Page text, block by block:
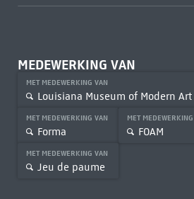
MEDEWERKING VAN
MET MEDEWERKING VAN
Louisiana Museum of Modern
MET MEDEWERKING VAN
Forma
MET
FOAM
MET MEDEWERKING VAN
Jeu de paume